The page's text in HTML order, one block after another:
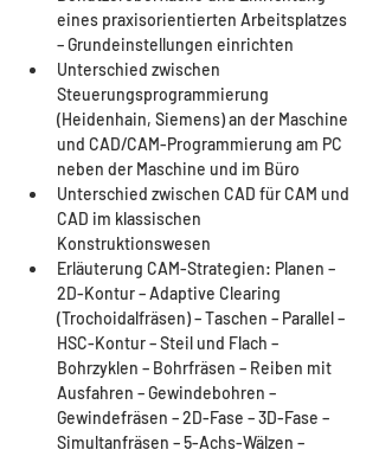
eines praxisorientierten Arbeitsplatzes
– Grundeinstellungen einrichten
Unterschied zwischen
Steuerungsprogrammierung
(Heidenhain, Siemens) an der Maschine
und CAD/CAM-Programmierung am PC
neben der Maschine und im Büro
Unterschied zwischen CAD für CAM und
CAD im klassischen
Konstruktionswesen
Erläuterung CAM-Strategien: Planen –
2D-Kontur – Adaptive Clearing
(Trochoidalfräsen) – Taschen – Parallel –
HSC-Kontur – Steil und Flach –
Bohrzyklen – Bohrfräsen – Reiben mit
Ausfahren – Gewindebohren –
Gewindefräsen – 2D-Fase – 3D-Fase –
Simultanfräsen – 5-Achs-Wälzen –